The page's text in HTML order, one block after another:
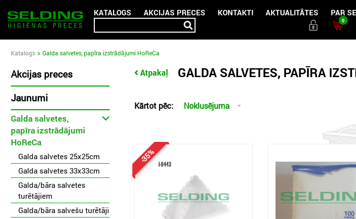
KATALOGS AKCIJAS PRECES KONTAKTI AKTUALITĀTES PAR
0
Katalogs Galda salvetes, papīra izstrādājumi HoReCa
Akcijas preces
Jaunumi
Galda salvetes,
papīra izstrādājumi
HoReCa
Galda salvetes 25x25cm
Galda salvetes 33x33cm
Galda/bāra salvetes
turētājiem
Galda/bāra salvešu turētāji
Atpakaļ GALDA SALVETES, PAPĪRA
Kārtot pēc: Noklusējuma
-35%